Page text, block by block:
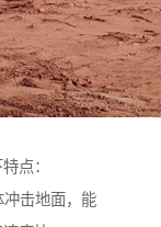
点：
冲击地面，能